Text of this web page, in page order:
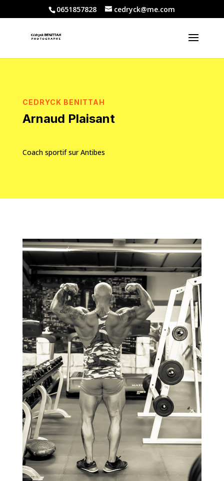
0651857828 cedryck@me.com
CEDRYCK BENITTAH
Arnaud Plaisant
Coach sportif sur Antibes